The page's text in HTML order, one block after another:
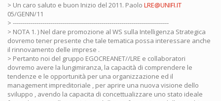
> Un caro saluto e buon Inizio del 2011. Paolo LRE@UNIFI.IT
05/GENN/11
> -------------------------------------------------------------------------------
> NOTA 1. ) Nel dare promozione al WS sulla Intelligenza Strategica
dovremo tener presente che tale tematica possa interessare anche
il rinnovamento delle imprese .
> Pertanto noi del gruppo EGOCREANET//LRE e collaboratori
dovremo avere la lungimiranza, la capacità di comprendere le
tendenze e le opportunità per una organizzazione ed il
management impreditoriale , per aprire una nuova visione dello
sviluppo , avendo la capacita di concettualizzare uno stato ideale